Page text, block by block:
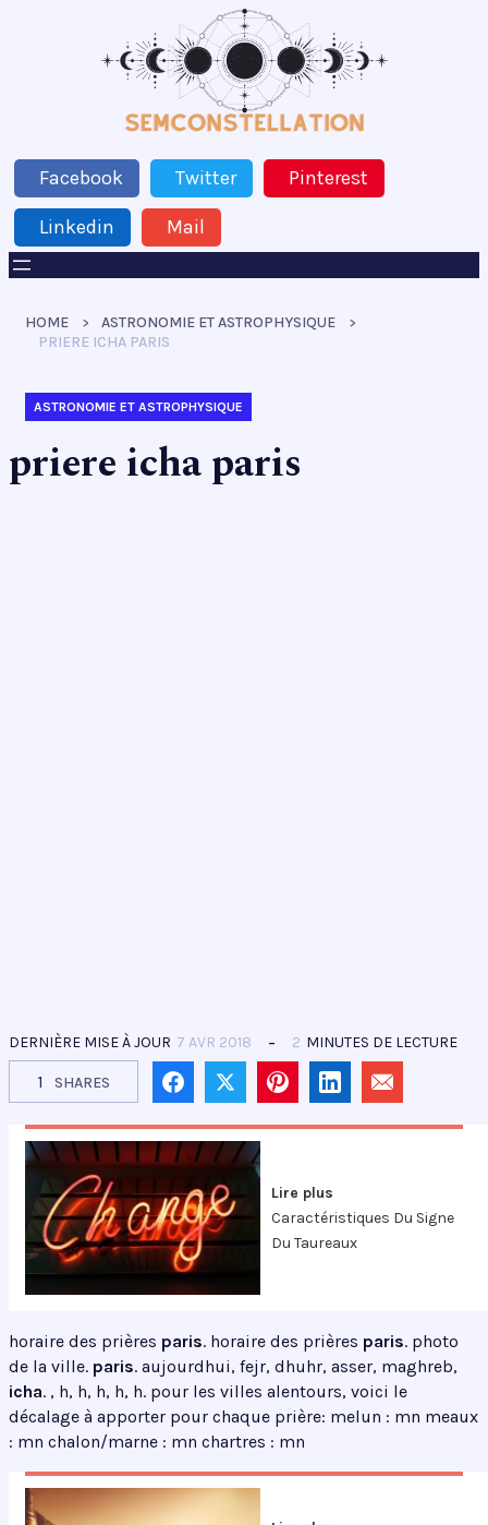
Facebook Twitter Pinterest
Linkedin Mail
HOME
ASTRONOMIE ET ASTROPHYSIQUE
PRIERE ICHA PARIS
ASTRONOMIE ET ASTROPHYSIQUE
priere icha paris
DERNIÈRE MISE À JOUR 7 AVR 2018 2 MINUTES DE LECTURE
1 SHARES
Lire plus
Caractéristiques Du Signe
Du Taureaux
horaire des prières paris. horaire des prières paris. photo
de la ville. paris. aujourdhui, fejr, dhuhr, asser, maghreb,
icha. , h, h, h, h, h. pour les villes alentours, voici le
décalage à apporter pour chaque prière: melun : mn meaux
: mn chalon/marne : mn chartres : mn